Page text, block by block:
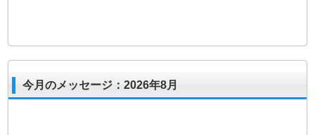
今月のメッセージ：2026年8月